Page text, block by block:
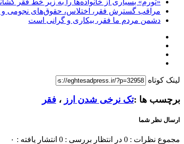
مراقب گسترش فقر، اختلاس، حقوق‌های نجومی و
دشمن مردم ما فقر، بیکاری و گرانی است
لینک کوتاه
برچسب ها :تک نرخی شدن ارز ، فقر
ارسال نظر شما
مجموع نظرات : 0 در انتظار بررسی : 0 انتشار یافته : ۰